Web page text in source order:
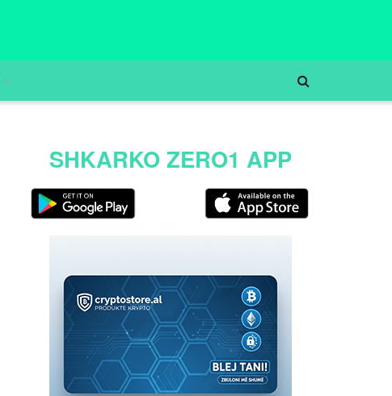
SHKARKO ZERO1 APP